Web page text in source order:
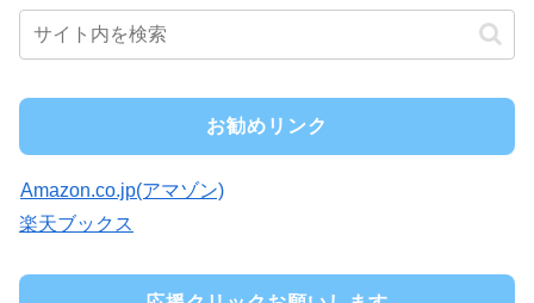
お勧めリンク
Amazon.co.jp(アマゾン)
楽天ブックス